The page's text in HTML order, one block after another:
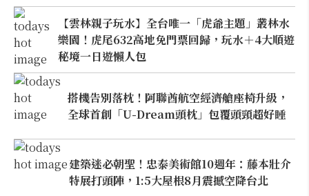
【雲林親子玩水】全台唯一「虎爺主題」叢林水
樂園！虎尾632高地免門票回歸，玩水＋4大順遊
秘境一日遊懶人包
搭機告別落枕！阿聯酋航空經濟艙座椅升級，
全球首創「U-Dream頭枕」包覆頭頸超好睡
建築迷必朝聖！忠泰美術館10週年：藤本壯介
特展打頭陣，1:5大屋根8月震撼空降台北